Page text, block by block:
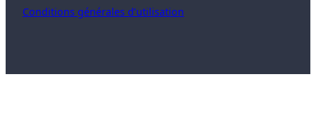
Conditions générales d’utilisation